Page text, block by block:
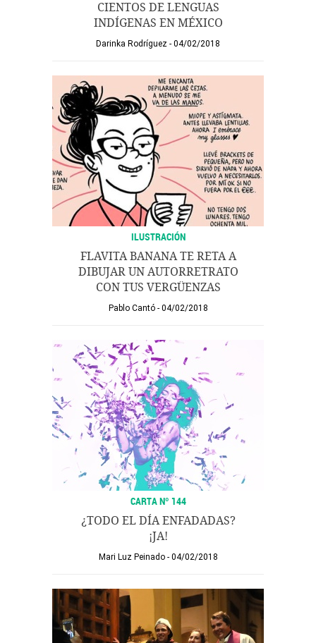
CIENTOS DE LENGUAS
INDÍGENAS EN MÉXICO
Darinka Rodríguez 04/02/2018
ILUSTRACIÓN
FLAVITA BANANA TE RETA A
DIBUJAR UN AUTORRETRATO
CON TUS VERGÜENZAS
Pablo Cantó 04/02/2018
CARTA Nº 144
¿TODO EL DÍA ENFADADAS?
¡JA!
Mari Luz Peinado 04/02/2018